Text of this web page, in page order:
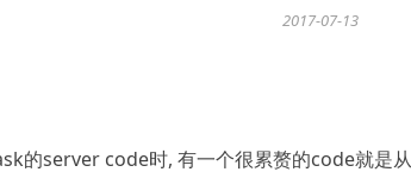
2017-07-13
的server code时, 有一个很累赘的code就是